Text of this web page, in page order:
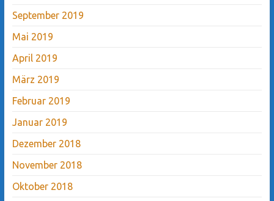
September 2019
Mai 2019
April 2019
März 2019
Februar 2019
Januar 2019
Dezember 2018
November 2018
Oktober 2018